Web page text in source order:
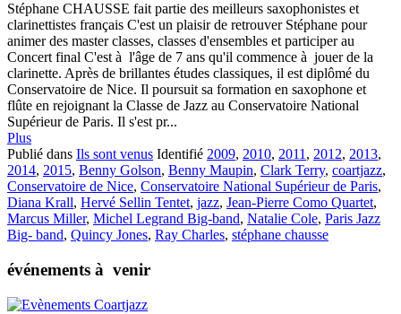
Stéphane CHAUSSE fait partie des meilleurs saxophonistes et
clarinettistes français C'est un plaisir de retrouver Stéphane pour
animer des master classes, classes d'ensembles et participer au
Concert final C'est à l'âge de 7 ans qu'il commence à jouer de la
clarinette. Après de brillantes études classiques, il est diplômé du
Conservatoire de Nice. Il poursuit sa formation en saxophone et
flûte en rejoignant la Classe de Jazz au Conservatoire National
Supérieur de Paris. Il s'est pr...
Plus
Publié dans Ils sont venus Identifié 2009, 2010, 2011, 2012, 2013,
2014, 2015, Benny Golson, Benny Maupin, Clark Terry, coartjazz,
Conservatoire de Nice, Conservatoire National Supérieur de Paris,
Diana Krall, Hervé Sellin Tentet, jazz, Jean-Pierre Como Quartet,
Marcus Miller, Michel Legrand Big-band, Natalie Cole, Paris Jazz
Big- band, Quincy Jones, Ray Charles, stéphane chausse
événements à venir